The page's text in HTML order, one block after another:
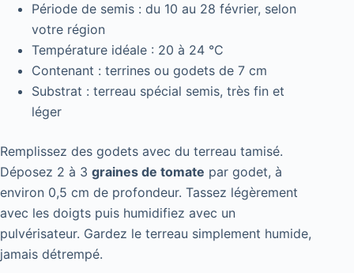
Période de semis : du 10 au 28 février, selon
votre région
Température idéale : 20 à 24 °C
Contenant : terrines ou godets de 7 cm
Substrat : terreau spécial semis, très fin et
léger
Remplissez des godets avec du terreau tamisé.
Déposez 2 à 3 graines de tomate par godet, à
environ 0,5 cm de profondeur. Tassez légèrement
avec les doigts puis humidifiez avec un
pulvérisateur. Gardez le terreau simplement humide,
jamais détrempé.